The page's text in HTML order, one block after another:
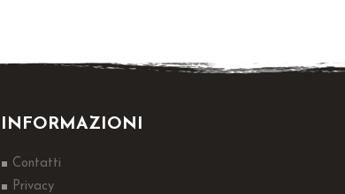
INFORMAZIONI
Contatti
Privacy